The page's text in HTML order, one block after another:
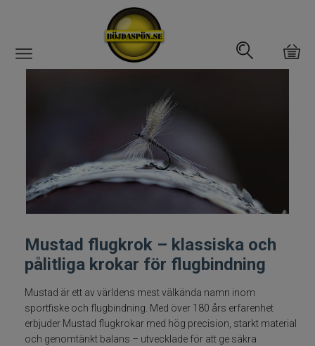
Gäddfemman
Spön
Fiskedrag
Fiskelinor
Småplock
Mustad flugkrok – klassiska och
pålitliga krokar för flugbindning
Mustad är ett av världens mest välkända namn inom
sportfiske och flugbindning. Med över 180 års erfarenhet
erbjuder Mustad flugkrokar med hög precision, starkt material
och genomtänkt balans – utvecklade för att ge säkra